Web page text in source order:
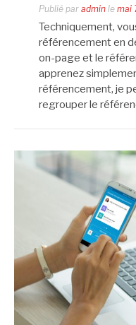
Publié par admin le mai
Techniquement,
référencement en
on-page et le
apprenez
référencement, je
regrouper le